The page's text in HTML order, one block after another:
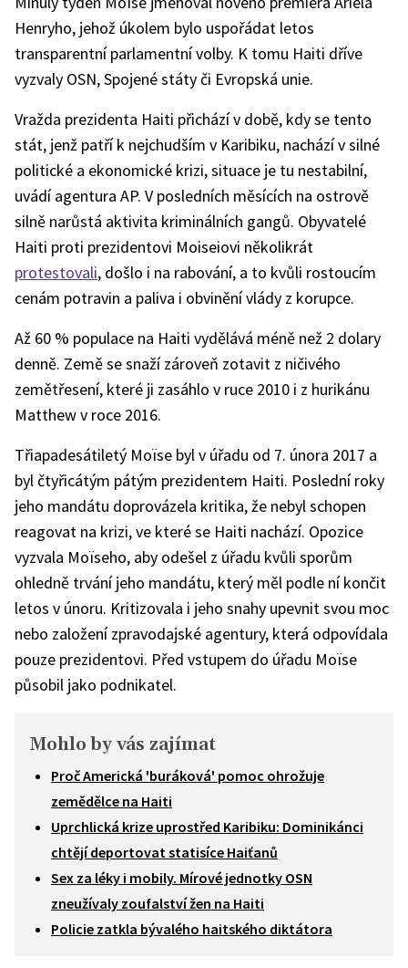
Henryho, jehož úkolem bylo uspořádat letos
transparentní parlamentní volby. K tomu Haiti dříve
vyzvaly OSN, Spojené státy či Evropská unie.
Vražda prezidenta Haiti přichází v době, kdy se tento
stát, jenž patří k nejchudším v Karibiku, nachází v silné
politické a ekonomické krizi, situace je tu nestabilní,
uvádí agentura AP. V posledních měsících na ostrově
silně narůstá aktivita kriminálních gangů. Obyvatelé
Haiti proti prezidentovi Moiseiovi několikrát
protestovali, došlo i na rabování, a to kvůli rostoucím
cenám potravin a paliva i obvinění vlády z korupce.
Až 60 % populace na Haiti vydělává méně než 2 dolary
denně. Země se snaží zároveň zotavit z ničivého
zemětřesení, které ji zasáhlo v ruce 2010 i z hurikánu
Matthew v roce 2016.
Třiapadesátiletý Moïse byl v úřadu od 7. února 2017 a
byl čtyřicátým pátým prezidentem Haiti. Poslední roky
jeho mandátu doprovázela kritika, že nebyl schopen
reagovat na krizi, ve které se Haiti nachází. Opozice
vyzvala Moïseho, aby odešel z úřadu kvůli sporům
ohledně trvání jeho mandátu, který měl podle ní končit
letos v únoru. Kritizovala i jeho snahy upevnit svou moc
nebo založení zpravodajské agentury, která odpovídala
pouze prezidentovi. Před vstupem do úřadu Moïse
působil jako podnikatel.
Mohlo by vás zajímat
Proč Americká 'buráková' pomoc ohrožuje
zemědělce na Haiti
Uprchlická krize uprostřed Karibiku: Dominikánci
chtějí deportovat statisíce Haiťanů
Sex za léky i mobily. Mírové jednotky OSN
zneužívaly zoufalství žen na Haiti
Policie zatkla bývalého haitského diktátora